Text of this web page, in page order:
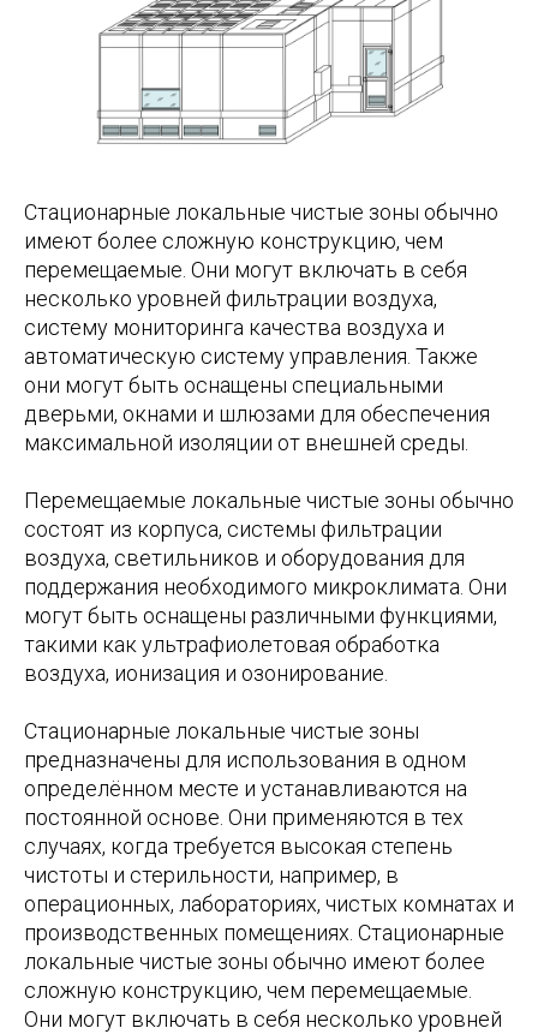
Стационарные локальные чистые зоны обычно
имеют более сложную конструкцию, чем
перемещаемые. Они могут включать в себя
несколько уровней фильтрации воздуха,
систему мониторинга качества воздуха и
автоматическую систему управления. Также
они могут быть оснащены специальными
дверьми, окнами и шлюзами для обеспечения
максимальной изоляции от внешней среды.
Перемещаемые локальные чистые зоны обычно
состоят из корпуса, системы фильтрации
воздуха, светильников и оборудования для
поддержания необходимого микроклимата. Они
могут быть оснащены различными функциями,
такими как ультрафиолетовая обработка
воздуха, ионизация и озонирование.
Стационарные локальные чистые зоны
предназначены для использования в одном
определённом месте и устанавливаются на
постоянной основе. Они применяются в тех
случаях, когда требуется высокая степень
чистоты и стерильности, например, в
операционных, лабораториях, чистых комнатах и
производственных помещениях. Стационарные
локальные чистые зоны обычно имеют более
сложную конструкцию, чем перемещаемые.
Они могут включать в себя несколько уровней